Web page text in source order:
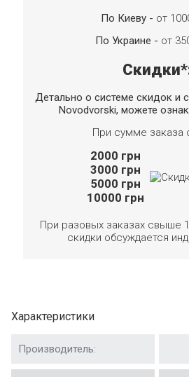
По Киеву - от
По Украине - от
Детально о системе скидок и
Novodvorski, можете
При сумме заказа
2000 грн
3000 грн
5000 грн
10000 грн
При разовых заказах свыше
скидки обсуждается
Характеристики
Производитель: